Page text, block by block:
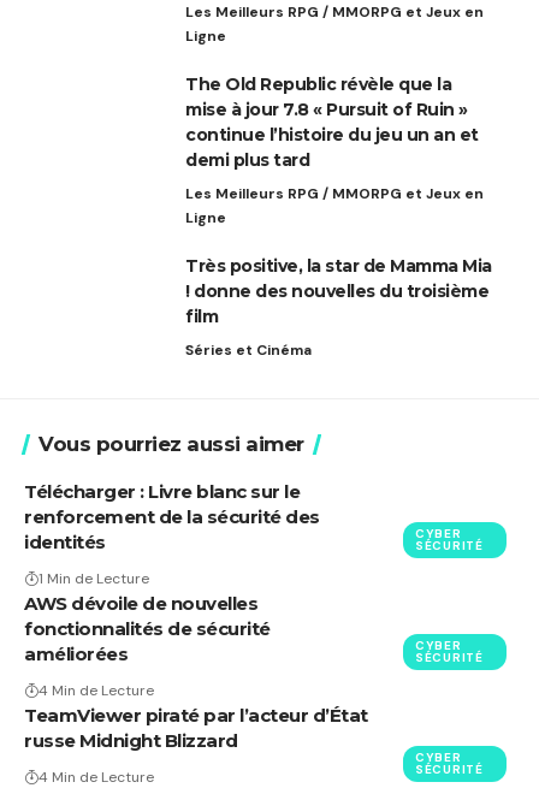
Les Meilleurs RPG / MMORPG et Jeux en
Ligne
The Old Republic révèle que la
mise à jour 7.8 « Pursuit of Ruin »
continue l’histoire du jeu un an et
demi plus tard
Les Meilleurs RPG / MMORPG et Jeux en
Ligne
Très positive, la star de Mamma Mia
! donne des nouvelles du troisième
film
Séries et Cinéma
Vous pourriez aussi aimer
CYBER
SÉCURITÉ
Télécharger : Livre blanc sur le
renforcement de la sécurité des
identités
1 Min de Lecture
CYBER
SÉCURITÉ
AWS dévoile de nouvelles
fonctionnalités de sécurité
améliorées
4 Min de Lecture
CYBER
SÉCURITÉ
TeamViewer piraté par l’acteur d’État
russe Midnight Blizzard
4 Min de Lecture